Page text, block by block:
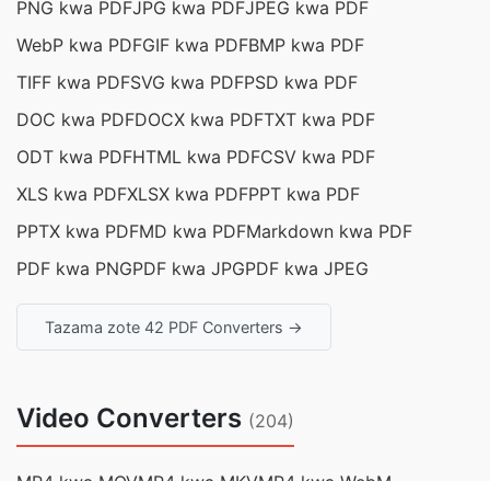
PNG kwa PDFJPG kwa PDFJPEG kwa PDF
WebP kwa PDFGIF kwa PDFBMP kwa PDF
TIFF kwa PDFSVG kwa PDFPSD kwa PDF
DOC kwa PDFDOCX kwa PDFTXT kwa PDF
ODT kwa PDFHTML kwa PDFCSV kwa PDF
XLS kwa PDFXLSX kwa PDFPPT kwa PDF
PPTX kwa PDFMD kwa PDFMarkdown kwa PDF
PDF kwa PNGPDF kwa JPGPDF kwa JPEG
Tazama zote 42 PDF Converters →
Video Converters (204)